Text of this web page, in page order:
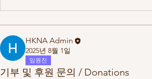
HKNA Admin
2025년 8월 1일
임원진
기부 및 후원 문의 / Donations